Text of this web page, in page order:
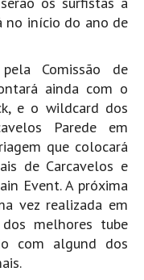
no início do ano de
Comissão de
ainda com o
e o wildcard dos
Parede em
que colocará
de Carcavelos e
Event. A próxima
vez realizada em
melhores tube
com algund dos